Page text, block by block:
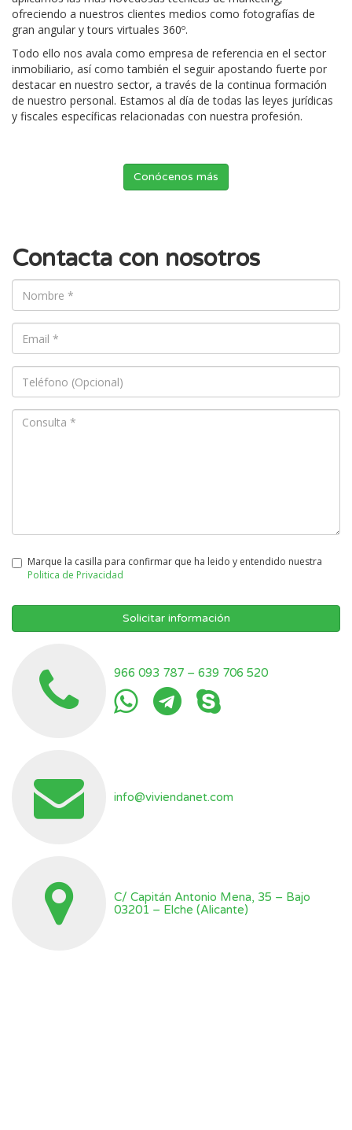
ofreciendo a nuestros clientes medios como fotografías de
gran angular y tours virtuales 360º.
Todo ello nos avala como empresa de referencia en el sector
inmobiliario, así como también el seguir apostando fuerte por
destacar en nuestro sector, a través de la continua formación
de nuestro personal. Estamos al día de todas las leyes jurídicas
y fiscales específicas relacionadas con nuestra profesión.
Conócenos más
Contacta con nosotros
Marque la casilla para confirmar que ha leido y entendido nuestra
Politica de Privacidad
Solicitar información
966 093 787 – 639 706 520
info@viviendanet.com
C/ Capitán Antonio Mena, 35 – Bajo
03201 – Elche (Alicante)